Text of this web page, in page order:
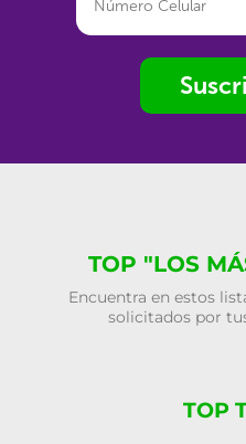
TOP "LOS
Encuentra en estos
solicitados por
TOP